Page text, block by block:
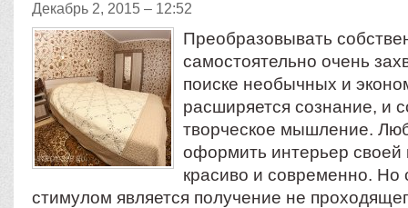
Декабрь 2, 2015 – 12:52
Преобразовывать
самостоятельно очень
поиске необычных и
расширяется сознание, и
творческое мышление.
оформить интерьер своей
красиво и современно.
стимулом является получение не